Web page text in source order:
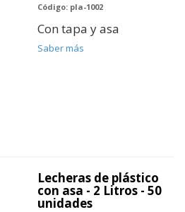
Código: pla-1002
Con tapa y asa
Saber más
Lecheras de plástico
con asa - 2 Litros - 50
unidades